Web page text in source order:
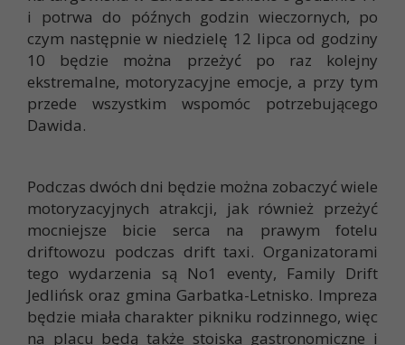
i potrwa do późnych godzin wieczornych, po
czym następnie w niedzielę 12 lipca od godziny
10 będzie można przeżyć po raz kolejny
ekstremalne, motoryzacyjne emocje, a przy tym
przede wszystkim wspomóc potrzebującego
Dawida.
Podczas dwóch dni będzie można zobaczyć wiele
motoryzacyjnych atrakcji, jak również przeżyć
mocniejsze bicie serca na prawym fotelu
driftowozu podczas drift taxi. Organizatorami
tego wydarzenia są No1 eventy, Family Drift
Jedlińsk oraz gmina Garbatka-Letnisko. Impreza
będzie miała charakter pikniku rodzinnego, więc
na placu będą także stoiska gastronomiczne i